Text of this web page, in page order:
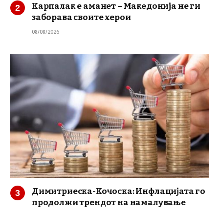
Карпалак е аманет – Македонија не ги
заборава своите херои
08/08/2026
Димитриеска-Кочоска: Инфлацијата го
продолжи трендот на намалување